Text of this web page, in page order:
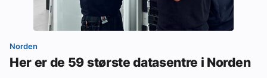
Norden
Her er de 59 største datasentre i Norden